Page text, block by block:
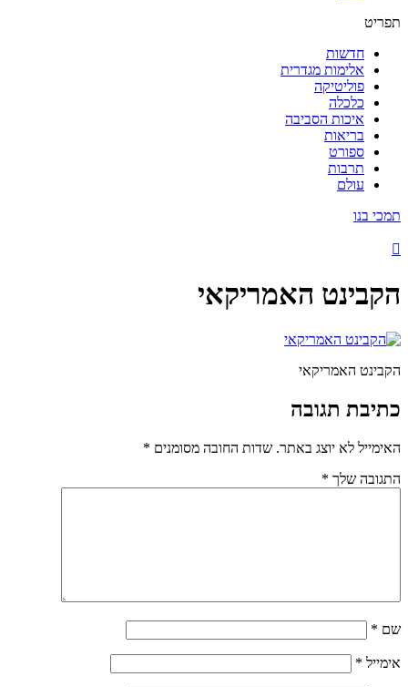
תפריט
חדשות
אלימות מגדרית
פוליטיקה
כלכלה
איכות הסביבה
בריאות
ספורט
תרבות
עולם
תמכי בנו
הקבינט האמריקאי
הקבינט האמריקאי
כתיבת תגובה
האימייל לא יוצג באתר. שדות החובה מסומנים *
התגובה שלך *
שם *
אימייל *